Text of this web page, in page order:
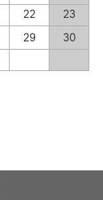
22
23
29
30